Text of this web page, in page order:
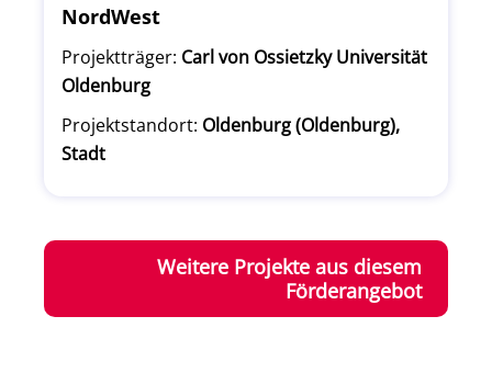
NordWest
Projektträger: Carl von Ossietzky Universität
Oldenburg
Projektstandort: Oldenburg (Oldenburg),
Stadt
Weitere Projekte aus diesem
Förderangebot